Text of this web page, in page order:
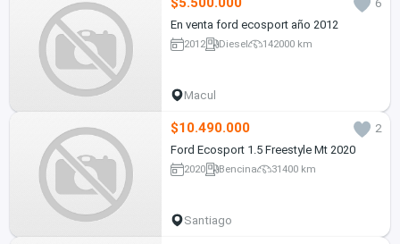
6
En venta ford ecosport año 2012
2012 Diesel 142000 km
Macul
$10.490.000
2
Ford Ecosport 1.5 Freestyle Mt 2020
2020 Bencina 31400 km
Santiago